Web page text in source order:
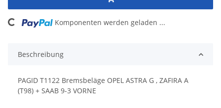
Komponenten werden geladen ...
Beschreibung
PAGID T1122 Bremsbeläge OPEL ASTRA G , ZAFIRA A
(T98) + SAAB 9-3 VORNE